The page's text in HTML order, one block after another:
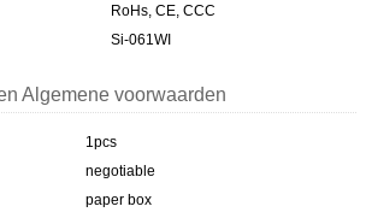
RoHs, CE, CCC
Si-061WI
Algemene voorwaarden
1pcs
negotiable
paper box